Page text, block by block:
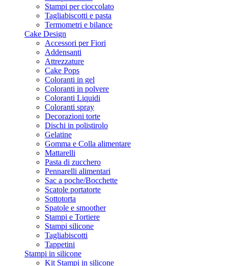
Stampi per cioccolato
Tagliabiscotti e pasta
Termometri e bilance
Cake Design
Accessori per Fiori
Addensanti
Attrezzature
Cake Pops
Coloranti in gel
Coloranti in polvere
Coloranti Liquidi
Coloranti spray
Decorazioni torte
Dischi in polistirolo
Gelatine
Gomma e Colla alimentare
Mattarelli
Pasta di zucchero
Pennarelli alimentari
Sac a poche/Bocchette
Scatole portatorte
Sottotorta
Spatole e smoother
Stampi e Tortiere
Stampi silicone
Tagliabiscotti
Tappetini
Stampi in silicone
Kit Stampi in silicone